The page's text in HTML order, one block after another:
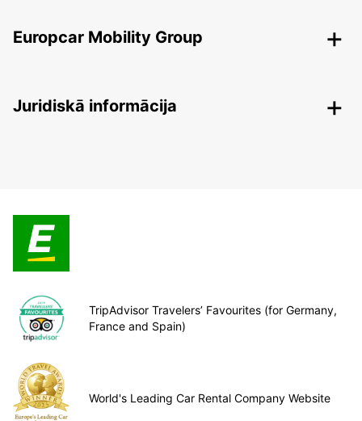
Europcar Mobility Group
Juridiskā informācija
TripAdvisor Travelers’ Favourites (for Germany,
France and Spain)
World's Leading Car Rental Company Website